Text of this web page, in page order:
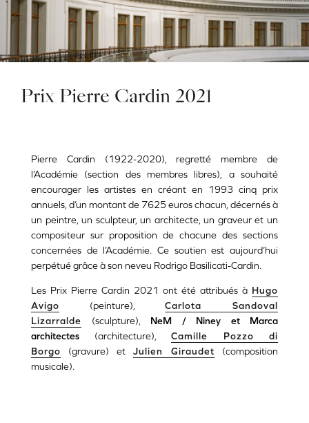
Prix Pierre Cardin 2021
Pierre Cardin (1922-2020), regretté membre de
l’Académie (section des membres libres), a souhaité
encourager les artistes en créant en 1993 cinq prix
annuels, d’un montant de 7625 euros chacun, décernés à
un peintre, un sculpteur, un architecte, un graveur et un
compositeur sur proposition de chacune des sections
concernées de l’Académie. Ce soutien est aujourd’hui
perpétué grâce à son neveu Rodrigo Basilicati-Cardin.
Les Prix Pierre Cardin 2021 ont été attribués à Hugo
Avigo
(peinture),Carlota Sandoval
Lizarralde
(sculpture), NeM / Niney et Marca
architectes (architecture), Camille Pozzo di
Borgo (gravure) et Julien Giraudet (composition
musicale).